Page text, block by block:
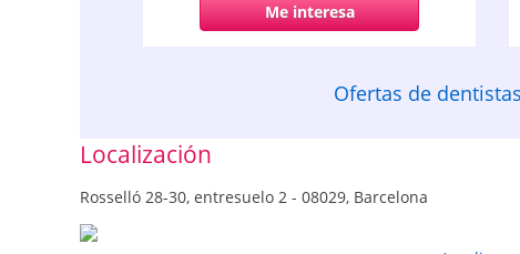
Me interesa
Ofertas de
Localización
Rosselló 28-30, entresuelo 2 - 08029, Barcelona